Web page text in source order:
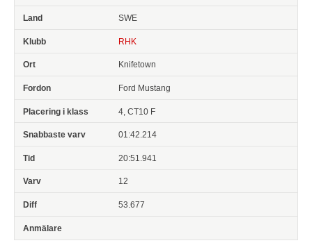
SWE
RHK
Knifetown
Ford Mustang
4, CT10 F
01:42.214
20:51.941
12
53.677